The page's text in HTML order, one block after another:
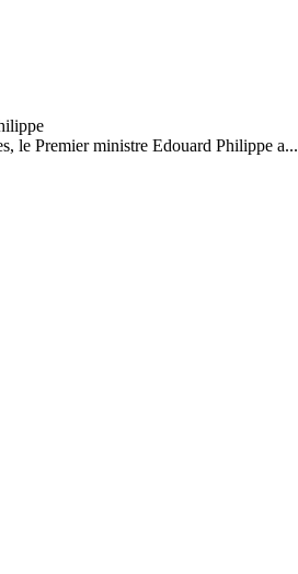
le Premier ministre Edouard Philippe a...